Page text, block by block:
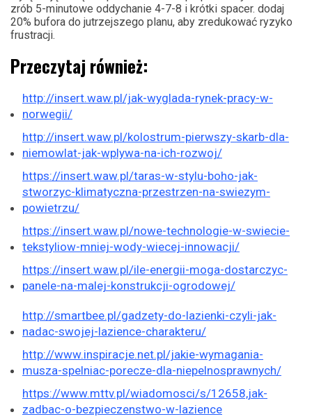
zrób 5-minutowe oddychanie 4-7-8 i krótki spacer. dodaj
20% bufora do jutrzejszego planu, aby zredukować ryzyko
frustracji.
Przeczytaj również:
http://insert.waw.pl/jak-wyglada-rynek-pracy-w-
norwegii/
http://insert.waw.pl/kolostrum-pierwszy-skarb-dla-
niemowlat-jak-wplywa-na-ich-rozwoj/
https://insert.waw.pl/taras-w-stylu-boho-jak-
stworzyc-klimatyczna-przestrzen-na-swiezym-
powietrzu/
https://insert.waw.pl/nowe-technologie-w-swiecie-
tekstyliow-mniej-wody-wiecej-innowacji/
https://insert.waw.pl/ile-energii-moga-dostarczyc-
panele-na-malej-konstrukcji-ogrodowej/
http://smartbee.pl/gadzety-do-lazienki-czyli-jak-
nadac-swojej-lazience-charakteru/
http://www.inspiracje.net.pl/jakie-wymagania-
musza-spelniac-porecze-dla-niepelnosprawnych/
https://www.mttv.pl/wiadomosci/s/12658,jak-
zadbac-o-bezpieczenstwo-w-lazience